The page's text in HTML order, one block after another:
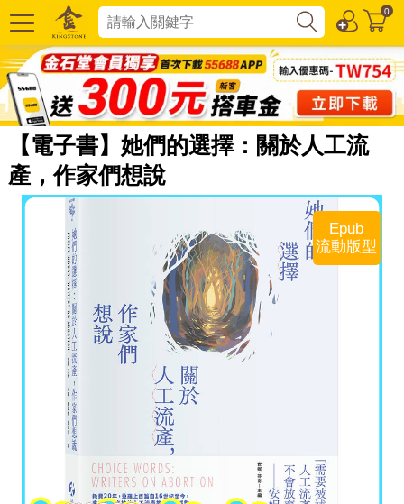
0
【電子書】她們的選擇：關於人工流
產，作家們想說
Epub
流動版型